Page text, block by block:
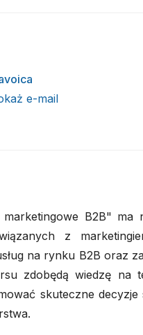
e-mail
B2B" ma
z
na rynku B2B oraz
zdobędą wiedzę na
skuteczne